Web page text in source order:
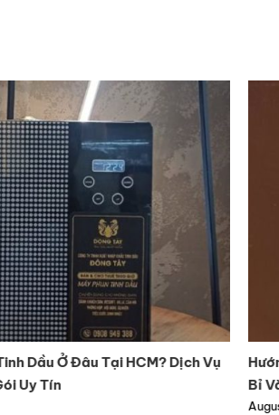
Ở Đâu Tại HCM? Dịch Vụ
Tín
Hướng
Bỉ Và
August